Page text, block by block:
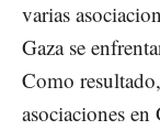
varias
Gaza se
Como
asociaciones